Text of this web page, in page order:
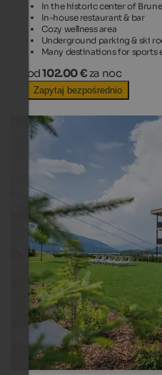
In the historic center of
In-house restaurant & bar
Cozy wellness area
Underground parking & ski
Many destinations for sports
od102.00 € za noc
Zapytaj bezpośrednio